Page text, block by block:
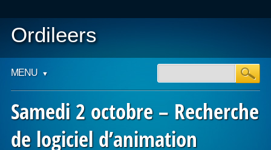
Ordileers
Main menu
content
MENU
Samedi 2 octobre – Recherche
de logiciel d’animation